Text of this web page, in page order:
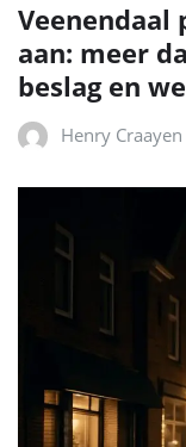
Veenendaal
aan: meer
beslag en
Henry Craayen